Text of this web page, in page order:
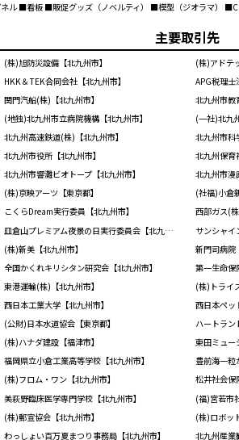
ル ■看板 ■販促グッズ（ノベルティ） ■模型（ジオラマ）
主要取引先
(株)旭防災設備【北九州市】 (株)アドテ
HKK＆TEK合同会社【北九州市】 APG税理士
関門汽船(株)【北九州市】 北九州市教
(地独)北九州市立病院機構【北九州市】
北九州高速鉄道(株)【北九州市】 北九州市科
北九州市役所【北九州市】 北九州保育
北九州市響灘ビオトープ【北九州市】 北九州市漫
(株)京映アーツ【東京都】 (社福)小倉
こくらDream実行委員【北九州市】 西部ガス(
皿倉山プレミアム夜景の日実行委員会【北九州市】 サンシャイ
(株)新美【北九州市】 新門司病院
全国かくれキリシタン研究会【北九州市】 第一生命保
東港運輸(株)【北九州市】 (株)トライ
西日本工業大学【北九州市】
(公財)日本水道協会【東京都】 ハートラン
(株)ハナダ建設【福津市】 東田ミュー
福岡県立小倉工業高等学校【北九州市】
(株)フロム・ワン【北九州市】 松井社会保
美萩野臨床医学専門学校【北九州市】 (福)宮若市
(株)郵宣協会【北九州市】 (株)ロボッ
わっしょい百万夏まつり事務局【北九州市】